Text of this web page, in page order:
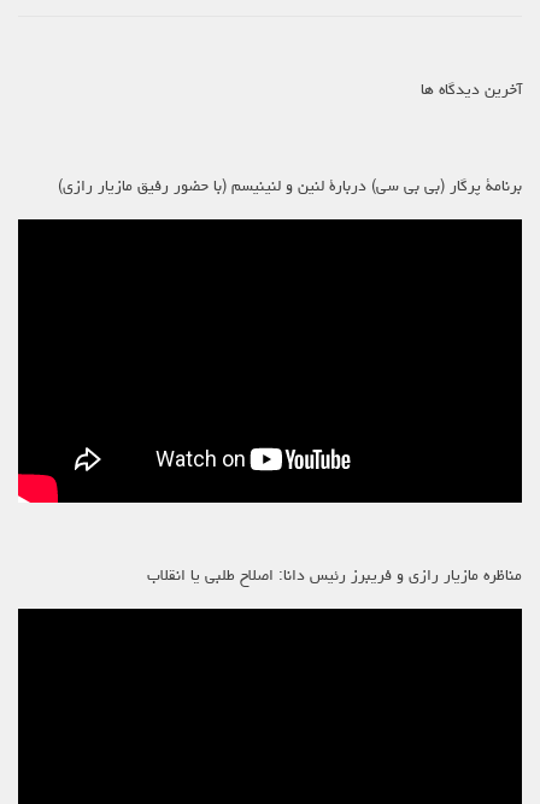
آخرین دیدگاه ها
برنامۀ پرگار (بی بی سی) دربارۀ لنین و لنینیسم (با حضور رفیق مازیار رازی)
مناظره مازیار رازی و فریبرز رئیس دانا: اصلاح طلبی یا انقلاب